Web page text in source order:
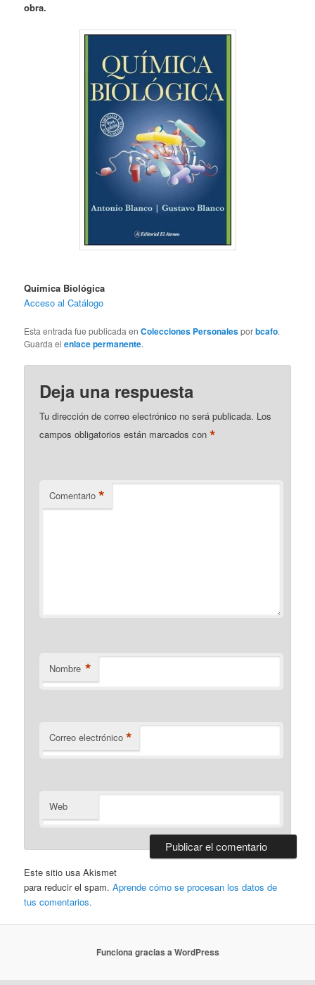
obra.
Química Biológica
Acceso al Catálogo
Esta entrada fue publicada enColecciones Personalesporbcafo.
Guarda elenlace permanente.
Deja una respuesta
Tu dirección de correo electrónico no será publicada. Los
campos obligatorios están marcados con*
Comentario *
Nombre *
Correo electrónico *
Web
Este sitio usa Akismet
para reducir el spam.Aprende cómo se procesan los datos de
tus comentarios.
Funciona gracias a WordPress